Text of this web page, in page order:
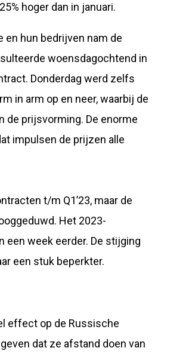
hoger dan in januari.
en hun bedrijven nam de
woensdagochtend in
Donderdag werd zelfs
in arm op en neer, waarbij de
de prijsvorming. De enorme
impulsen de prijzen alle
t/m Q1’23, maar de
Het 2023-
een week eerder. De stijging
een stuk beperkter.
effect op de Russische
dat ze afstand doen van